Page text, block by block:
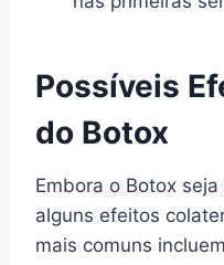
Possíveis
do Botox
Embora o Botox
alguns efeitos
mais comuns